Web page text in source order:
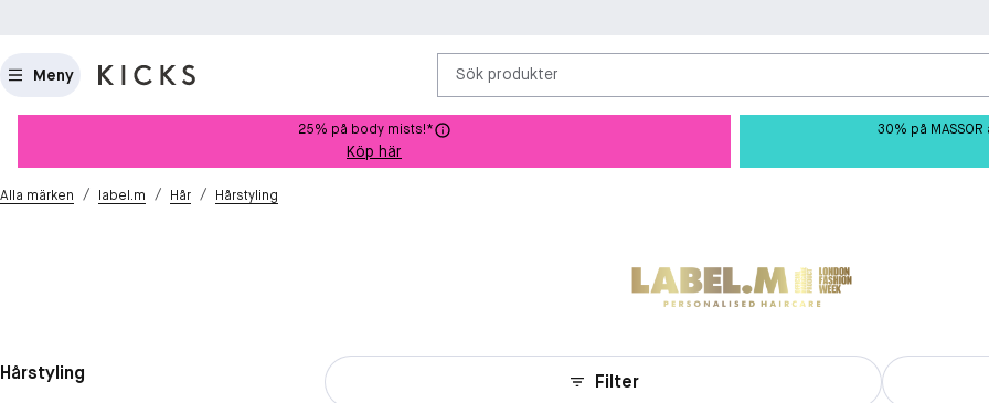
Meny Sök produkter
25% på body mists!*
Köp här
30% på
Alla märken / label.m / Hår / Hårstyling
Hårstyling Filter